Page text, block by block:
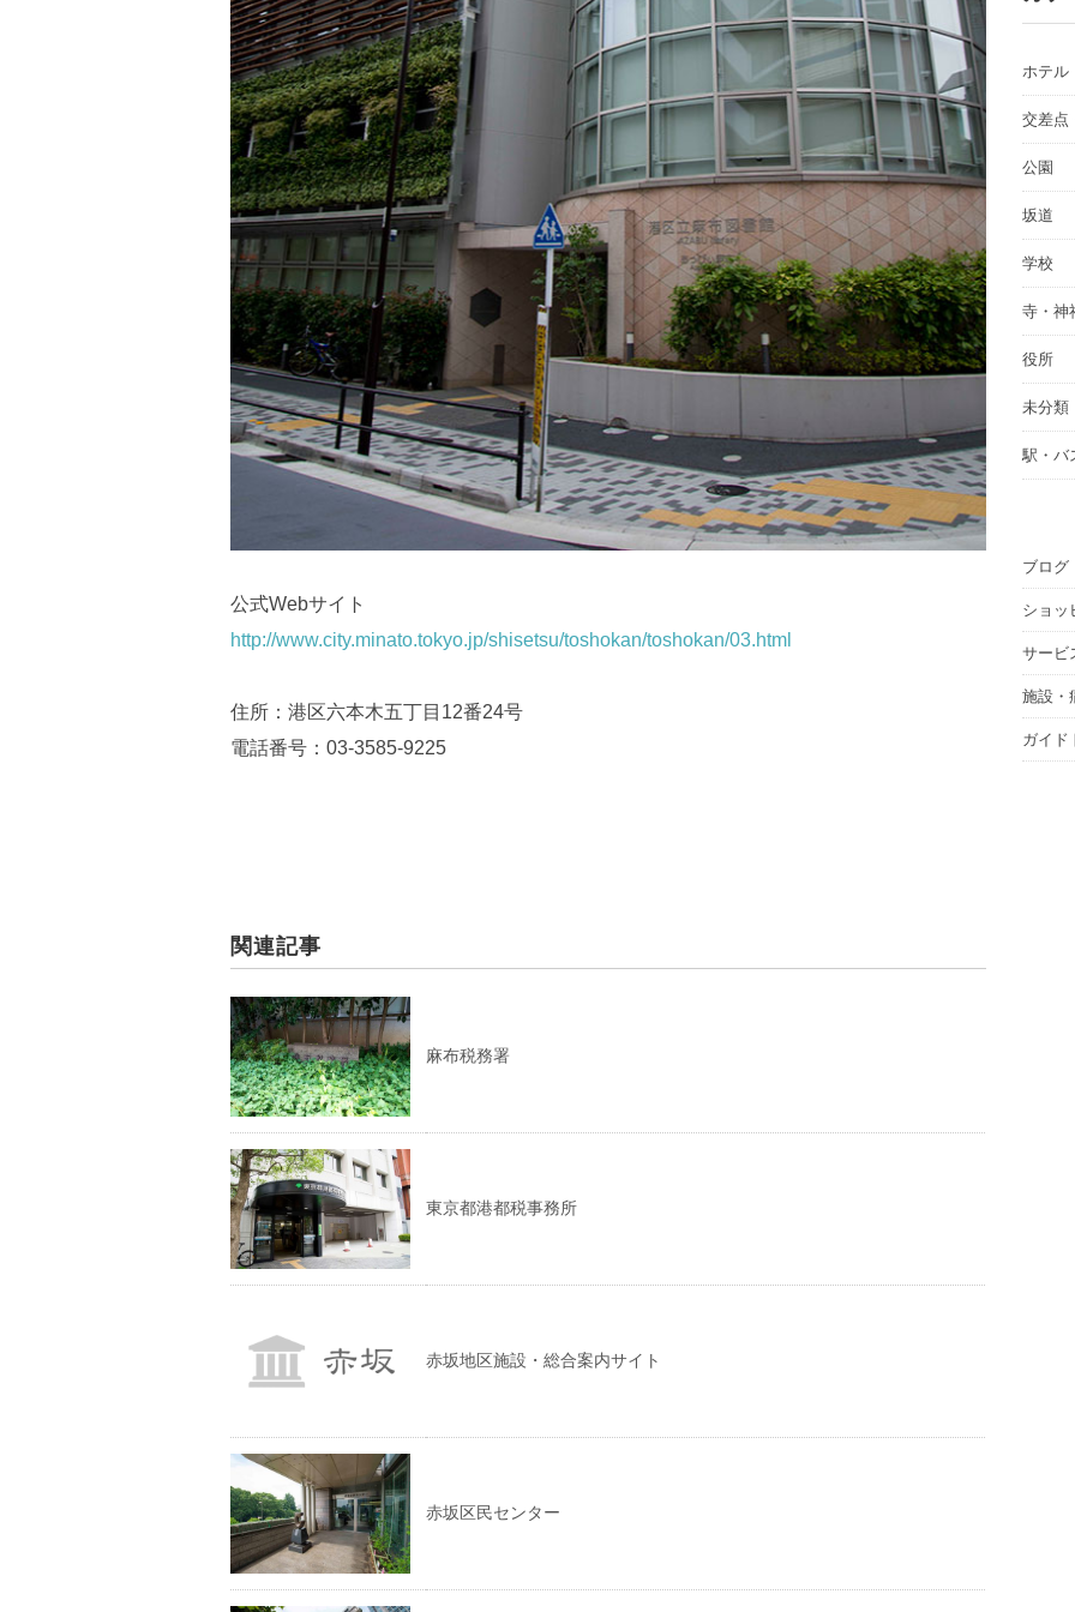
公式Webサイト
http://www.city.minato.tokyo.jp/shisetsu/toshokan/toshokan/03.html
住所：港区六本木五丁目12番24号
電話番号：03-3585-9225
関連記事
麻布税務署
東京都港都税事務所
赤坂地区施設・総合案内サイト
赤坂区民センター
ホテル
交差点
公園
坂道
学校
寺・神
役所
未分類
駅・バ
ブログ
ショッ
サービ
施設・
ガイド